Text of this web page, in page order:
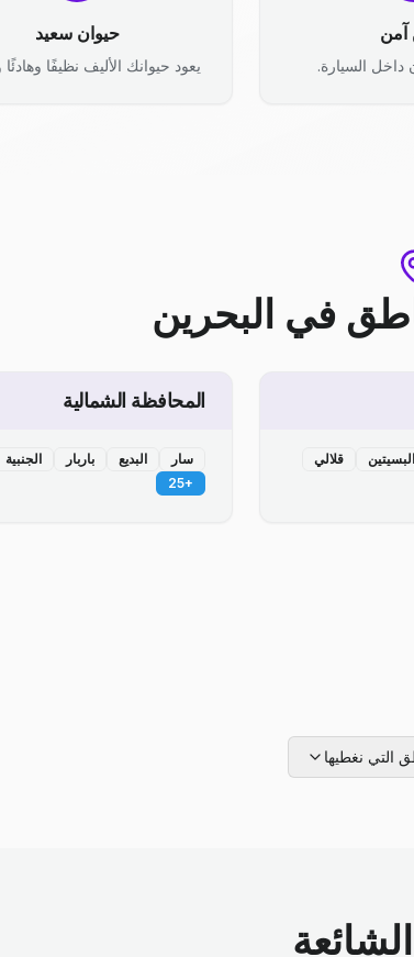
آمن
داخل السيارة.
حيوان سعيد
يعود حيوانك الأليف نظيفًا
في البحرين
البسيتين
قلالي
المحافظة الشمالية
سار البديع باربار
الجنبية
+
25
التي نغطيها